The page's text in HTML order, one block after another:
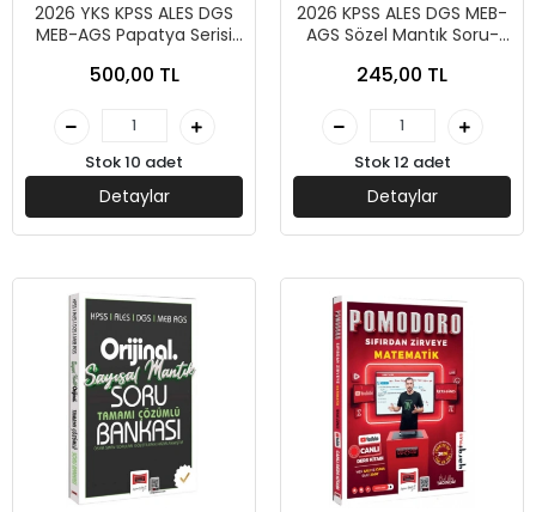
2026 YKS KPSS ALES DGS
MEB-AGS Papatya Serisi
Yargı yayınları
500,00 TL
Stok 10 adet
Detaylar
2026 KPSS ALES DGS MEB-
AGS Sözel Mantık Soru-
245,00 TL
Stok 12 adet
Detaylar